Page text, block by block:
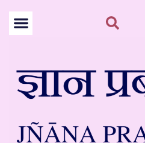
content